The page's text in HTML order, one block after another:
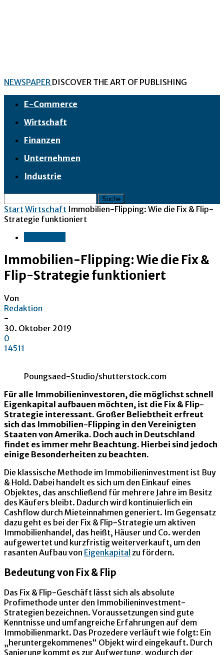
NEWSPAPER DISCOVER THE ART OF PUBLISHING
E-Commerce
Wirtschaft
Finanzen
Unternehmen
Industrie
Start Wirtschaft Immobilien-Flipping: Wie die Fix & Flip-
Strategie funktioniert
Immobilien-Flipping: Wie die Fix &
Flip-Strategie funktioniert
Von
Redaktion
-
30. Oktober 2019
0
14511
Poungsaed-Studio/shutterstock.com
Für alle Immobilieninvestoren, die möglichst schnell
Eigenkapital aufbauen möchten, ist die Fix & Flip-
Strategie interessant. Großer Beliebtheit erfreut
sich das Immobilien-Flipping in den Vereinigten
Staaten von Amerika. Doch auch in Deutschland
findet es immer mehr Beachtung. Hierbei sind jedoch
einige Besonderheiten zu beachten.
Die klassische Methode im Immobilieninvestment ist Buy
& Hold. Dabei handelt es sich um den Einkauf eines
Objektes, das anschließend für mehrere Jahre im Besitz
des Käufers bleibt. Dadurch wird kontinuierlich ein
Cashflow durch Mieteinnahmen generiert. Im Gegensatz
dazu geht es bei der Fix & Flip-Strategie um aktiven
Immobilienhandel, das heißt, Häuser und Co. werden
aufgewertet und kurzfristig weiterverkauft, um den
rasanten Aufbau von Eigenkapital zu fördern.
Bedeutung von Fix & Flip
Das Fix & Flip-Geschäft lässt sich als absolute
Profimethode unter den Immobilieninvestment-
Strategien bezeichnen. Voraussetzungen sind gute
Kenntnisse und umfangreiche Erfahrungen auf dem
Immobilienmarkt. Das Prozedere verläuft wie folgt: Ein
„heruntergekommenes“ Objekt wird eingekauft. Durch
Sanierung kommt es zur Aufwertung, wodurch der